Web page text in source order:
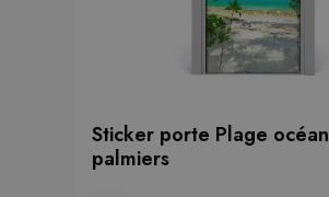
Sticker porte Plage océan
palmiers